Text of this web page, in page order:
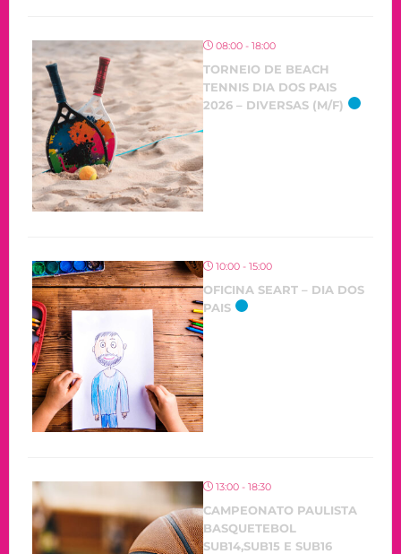
08:00 - 18:00
TORNEIO DE BEACH
TENNIS DIA DOS PAIS
2026 – DIVERSAS (M/F)
10:00 - 15:00
OFICINA SEART – DIA DOS
PAIS
13:00 - 18:30
CAMPEONATO PAULISTA
BASQUETEBOL
SUB14,SUB15 E SUB16